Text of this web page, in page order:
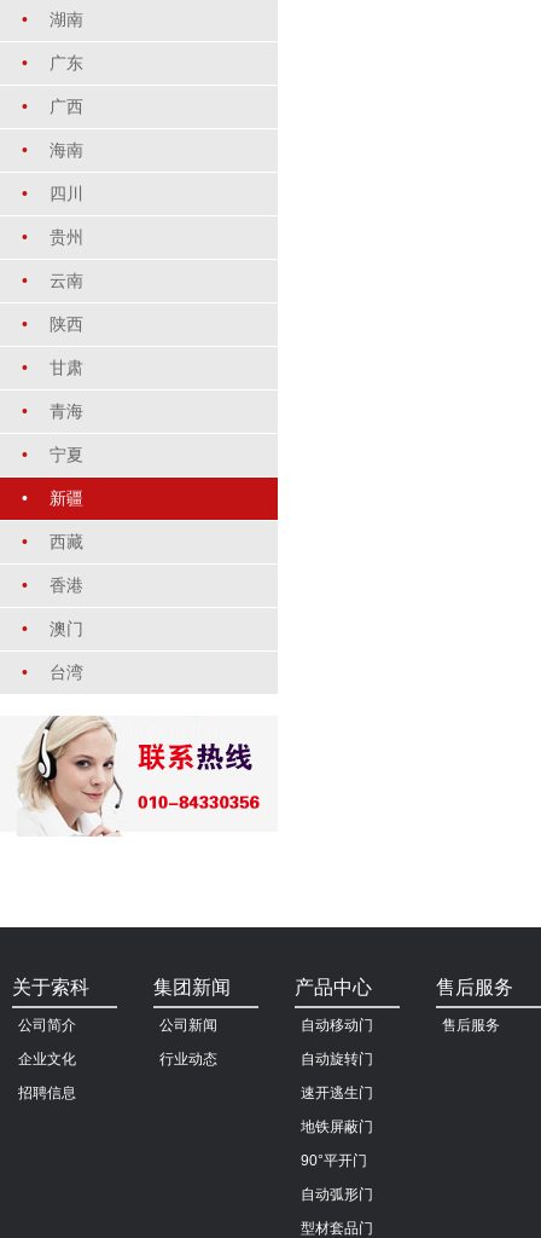
• 湖南
• 广东
• 广西
• 海南
• 四川
• 贵州
• 云南
• 陕西
• 甘肃
• 青海
• 宁夏
• 新疆
• 西藏
• 香港
• 澳门
• 台湾
关于索科
公司简介
企业文化
招聘信息
集团新闻
公司新闻
行业动态
产品中心
自动移动门
自动旋转门
速开逃生门
地铁屏蔽门
90°平开门
自动弧形门
型材套品门
售后服务
售后服务